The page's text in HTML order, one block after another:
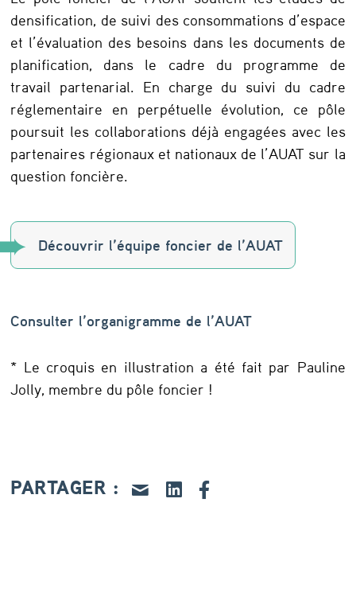
s
p
u
b
l
i
q
e
s
e
c
o
e
densification, de suivi des consommations d’espace
et l’évaluation des besoins dans les documents de
planification, dans le cadre du programme de
travail partenarial. En charge du suivi du cadre
réglementaire en perpétuelle évolution, ce pôle
poursuit les collaborations déjà engagées avec les
partenaires régionaux et nationaux de l’AUAT sur la
question foncière.
Découvrir l’équipe foncier de l’AUAT
Consulter l’organigramme de l’AUAT
* Le croquis en illustration a été fait par Pauline
Jolly, membre du pôle foncier !
PARTAGER :